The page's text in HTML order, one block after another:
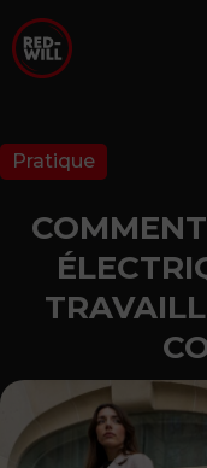
Pratique